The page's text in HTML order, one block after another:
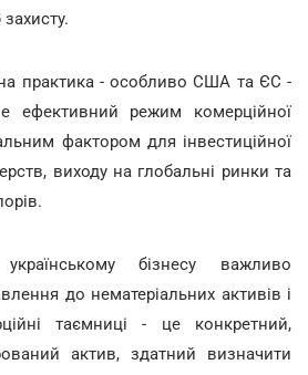
практика - особливо США та ЄС -
ефективний режим комерційної
фактором для інвестиційної
виходу на глобальні ринки та
бізнесу важливо
до нематеріальних активів і
таємниці - це конкретний,
актив, здатний визначити